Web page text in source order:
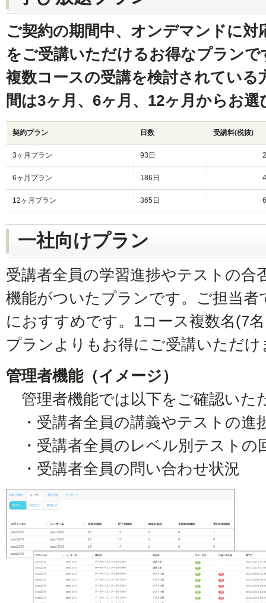
ご契約の期間中、オンデマンドに
をご受講いただけるお得なプランで
複数コースの受講を検討されてい
間は3ヶ月、6ヶ月、12ヶ月からお
契約プラン 日数 受講料(税抜)
3ヶ月プラン 93日
6ヶ月プラン 186日
12ヶ月プラン 365日
一社向けプラン
受講者全員の学習進捗やテストの合
機能がついたプランです。ご担当者
におすすめです。1コース複数名(7
プランよりもお得にご受講いただけ
管理者機能（イメージ）
管理者機能では以下をご確認いた
・受講者全員の講義やテストの進
・受講者全員のレベル別テストの
・受講者全員の問い合わせ状況